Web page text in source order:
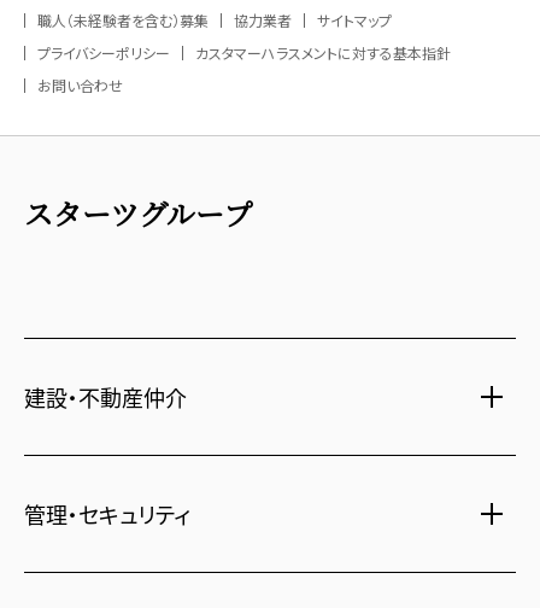
職人（未経験者を含む）募集
協力業者
サイトマップ
プライバシーポリシー
カスタマーハラスメントに対する基本指針
お問い合わせ
スターツグループ
建設・不動産仲介
新築分譲マンション・新築戸建
注文住宅・リフォーム
管理・セキュリティ